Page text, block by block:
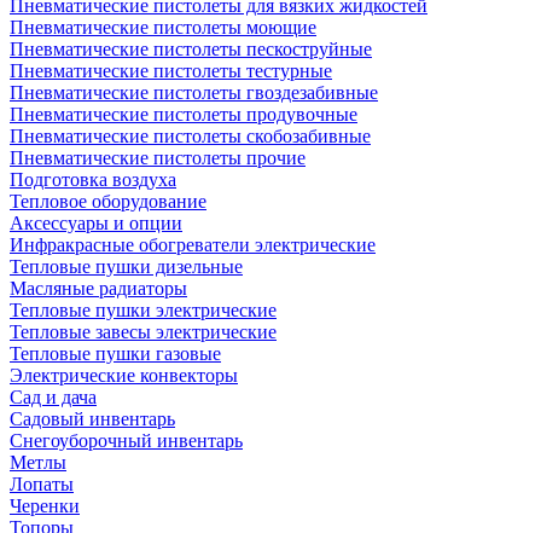
Пневматические пистолеты для вязких жидкостей
Пневматические пистолеты моющие
Пневматические пистолеты пескоструйные
Пневматические пистолеты тестурные
Пневматические пистолеты гвоздезабивные
Пневматические пистолеты продувочные
Пневматические пистолеты скобозабивные
Пневматические пистолеты прочие
Подготовка воздуха
Тепловое оборудование
Аксессуары и опции
Инфракрасные обогреватели электрические
Тепловые пушки дизельные
Масляные радиаторы
Тепловые пушки электрические
Тепловые завесы электрические
Тепловые пушки газовые
Электрические конвекторы
Сад и дача
Садовый инвентарь
Снегоуборочный инвентарь
Метлы
Лопаты
Черенки
Топоры